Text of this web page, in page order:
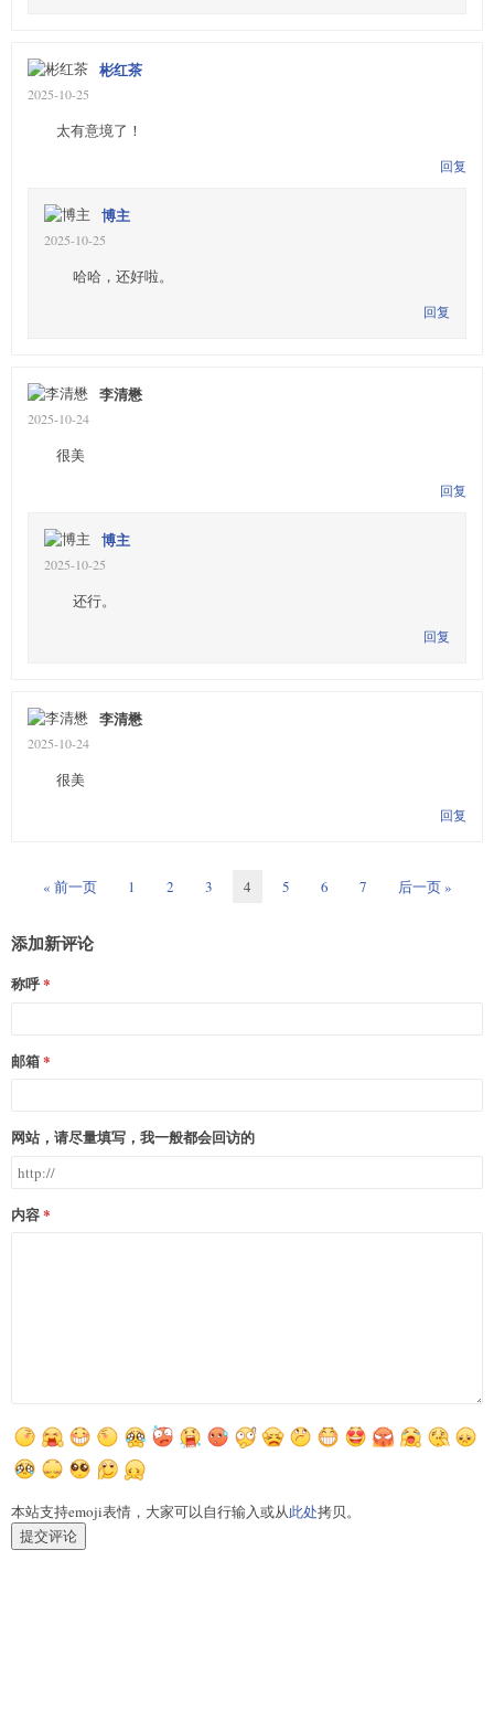
彬红茶
2025-10-25
太有意境了！
回复
博主
2025-10-25
哈哈，还好啦。
回复
李清懋
2025-10-24
很美
回复
博主
2025-10-25
还行。
回复
李清懋
2025-10-24
很美
回复
« 前一页 1 2 3 4 5 6 7 后一页 »
添加新评论
称呼
邮箱
网站，请尽量填写，我一般都会回访的
内容
本站支持emoji表情，大家可以自行输入或从此处拷贝。
提交评论